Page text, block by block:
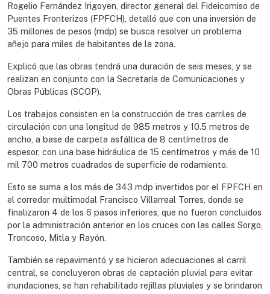
Rogelio Fernández Irigoyen, director general del Fideicomiso de
Puentes Fronterizos (FPFCH), detalló que con una inversión de
35 millones de pesos (mdp) se busca resolver un problema
añejo para miles de habitantes de la zona.
Explicó que las obras tendrá una duración de seis meses, y se
realizan en conjunto con la Secretaría de Comunicaciones y
Obras Públicas (SCOP).
Los trabajos consisten en la construcción de tres carriles de
circulación con una longitud de 985 metros y 10.5 metros de
ancho, a base de carpeta asfáltica de 8 centímetros de
espesor, con una base hidráulica de 15 centímetros y más de 10
mil 700 metros cuadrados de superficie de rodamiento.
Esto se suma a los más de 343 mdp invertidos por el FPFCH en
el corredor multimodal Francisco Villarreal Torres, donde se
finalizaron 4 de los 6 pasos inferiores, que no fueron concluidos
por la administración anterior en los cruces con las calles Sorgo,
Troncoso, Mitla y Rayón.
También se repavimentó y se hicieron adecuaciones al carril
central, se concluyeron obras de captación pluvial para evitar
inundaciones, se han rehabilitado rejillas pluviales y se brindaron